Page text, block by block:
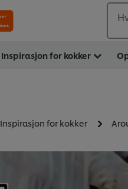
Inspirasjon for kokker
Inspirasjon for kokker